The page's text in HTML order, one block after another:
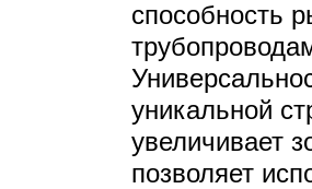
способность
уникальной
увеличивает
позволяет